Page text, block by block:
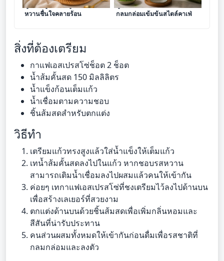
สูตรสาคูแคนตาลูปนมสด หอม
หวานชื่นใจคลายร้อน
สูตรมัทฉะลาเต้เย็น หอม
กลมกล่อมเข้มข้นสไตล์คาเฟ่
สิ่งที่ต้องเตรียม
กาแฟเอสเปรสโซ่ช็อต 2 ช็อต
น้ำส้มคั้นสด 150 มิลลิลิตร
น้ำแข็งก้อนเต็มแก้ว
น้ำเชื่อมตามความชอบ
ชิ้นส้มสดสำหรับตกแต่ง
วิธีทำ
เตรียมแก้วทรงสูงแล้วใส่น้ำแข็งให้เต็มแก้ว
เทน้ำส้มคั้นสดลงไปในแก้ว หากชอบรสหวาน
สามารถเติมน้ำเชื่อมลงไปผสมแล้วคนให้เข้ากัน
ค่อยๆ เทกาแฟเอสเปรสโซ่ที่ชงเตรียมไว้ลงไปด้านบน
เพื่อสร้างเลเยอร์ที่สวยงาม
ตกแต่งด้านบนด้วยชิ้นส้มสดเพื่อเพิ่มกลิ่นหอมและ
สีสันที่น่ารับประทาน
คนส่วนผสมทั้งหมดให้เข้ากันก่อนดื่มเพื่อรสชาติที่
กลมกล่อมและลงตัว